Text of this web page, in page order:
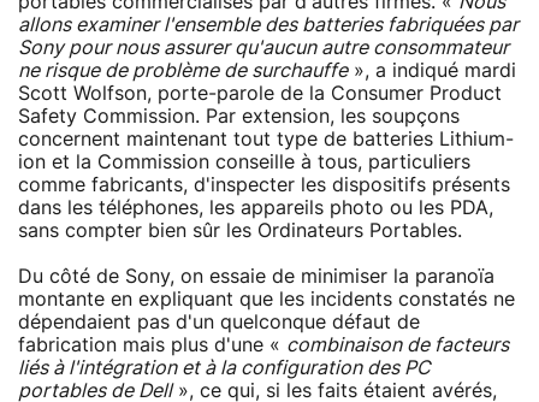
allons examiner l'ensemble des batteries fabriquées par
Sony pour nous assurer qu'aucun autre consommateur
ne risque de problème de surchauffe», a indiqué mardi
Scott Wolfson, porte-parole de la Consumer Product
Safety Commission. Par extension, les soupçons
concernent maintenant tout type de batteries Lithium-
ion et la Commission conseille à tous, particuliers
comme fabricants, d'inspecter les dispositifs présents
dans les téléphones, les appareils photo ou les PDA,
sans compter bien sûr les Ordinateurs Portables.
Du côté de Sony, on essaie de minimiser la paranoïa
montante en expliquant que les incidents constatés ne
dépendaient pas d'un quelconque défaut de
fabrication mais plus d'une « combinaison de facteurs
liés à l'intégration et à la configuration des PC
portables de Dell», ce qui, si les faits étaient avérés,